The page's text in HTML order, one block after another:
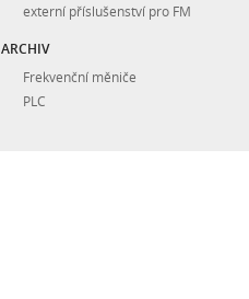
externí příslušenství pro FM
ARCHIV
Frekvenční měniče
PLC